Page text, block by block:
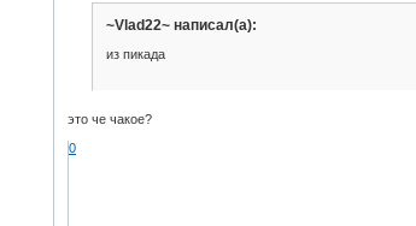
~Vlad22~ написал(а):
из пикада
это че чакое?
0